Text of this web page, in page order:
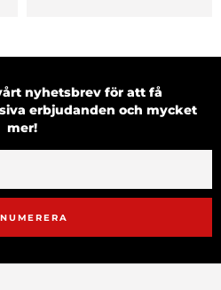
nyhetsbrev för att få
erbjudanden och mycket
mer!